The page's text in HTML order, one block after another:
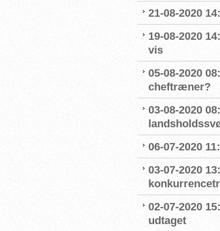
21-08-2020
19-08-2020
vis
05-08-2020
cheftræner?
03-08-2020
06-07-2020
03-07-2020
02-07-2020
udtaget